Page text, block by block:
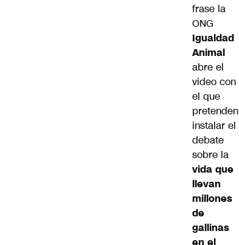
frase la
ONG
Igualdad
Animal
abre el
video con
el que
pretenden
instalar el
debate
sobre la
vida que
llevan
millones
de
gallinas
en el